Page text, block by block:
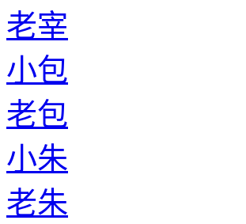
老宰
小包
老包
小朱
老朱